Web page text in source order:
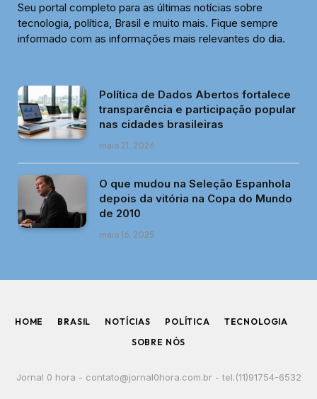
Seu portal completo para as últimas notícias sobre
tecnologia, política, Brasil e muito mais. Fique sempre
informado com as informações mais relevantes do dia.
Política de Dados Abertos fortalece
transparência e participação popular
nas cidades brasileiras
maio 21, 2026
O que mudou na Seleção Espanhola
depois da vitória na Copa do Mundo
de 2010
maio 16, 2025
HOME BRASIL NOTÍCIAS POLÍTICA
TECNOLOGIA
SOBRE NÓS
Jornal 0 hora - contato@jornal0hora.com.br- tel.(11)91754-6532